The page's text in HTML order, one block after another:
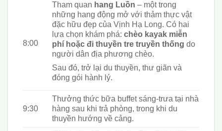
8:00
Tham quan hang Luồn – một trong
những hang động mở với thảm thực vật
đặc hữu đẹp của Vịnh Hạ Long. Có hai
lựa chọn khám phá: chèo kayak miễn
phí hoặc đi thuyền tre truyền thống do
người dân địa phương chèo.
Sau đó, trở lại du thuyền, thư giãn và
đóng gói hành lý.
9:30
Thưởng thức bữa buffet sáng-trưa tại nhà
hàng sau khi trả phòng, trong khi du
thuyền hướng về cảng.